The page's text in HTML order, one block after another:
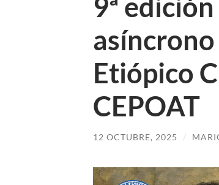
9ª
Etiópico
CEPOAT
12 OCTUBRE, 2025 /